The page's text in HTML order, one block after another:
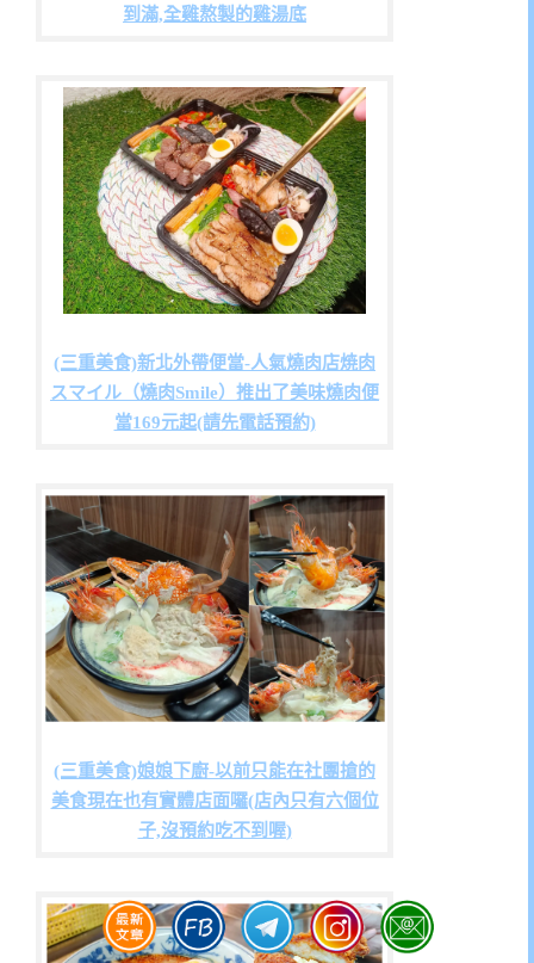
到滿,全雞熬製的雞湯底
(三重美食)新北外帶便當-人氣燒肉店焼肉
スマイル（燒肉Smile）推出了美味燒肉便
當169元起(請先電話預約)
(三重美食)娘娘下廚-以前只能在社團搶的
美食現在也有實體店面囉(店內只有六個位
子,沒預約吃不到喔)